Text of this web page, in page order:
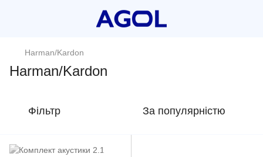
Harman/Kardon
Harman/Kardon
Фільтр За популярністю